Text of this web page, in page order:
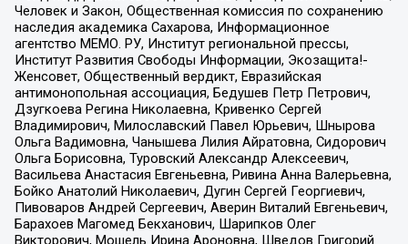
Человек и Закон, Общественная комиссия по сохранению
наследия академика Сахарова, Информационное
агентство МЕМО. РУ, Институт региональной прессы,
Институт Развития Свободы Информации, Экозащита!-
Женсовет, Общественный вердикт, Евразийская
антимонопольная ассоциация, Бедушев Петр Петрович,
Дзугкоева Регина Николаевна, Кривенко Сергей
Владимирович, Милославский Павел Юрьевич, Шнырова
Ольга Вадимовна, Чанышева Лилия Айратовна, Сидорович
Ольга Борисовна, Туровский Александр Алексеевич,
Васильева Анастасия Евгеньевна, Ривина Анна Валерьевна,
Бойко Анатолий Николаевич, Дугин Сергей Георгиевич,
Пивоваров Андрей Сергеевич, Аверин Виталий Евгеньевич,
Барахоев Магомед Бекханович, Шарипков Олег
Викторович, Мошель Ирина Ароновна, Шведов Григорий